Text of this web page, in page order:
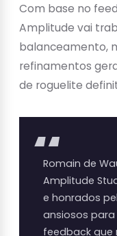
Com base no
Amplitude vai
balanceamento,
refinamentos
de roguelite
Romain de
Amplitude
e honrados
ansiosos para
feedback